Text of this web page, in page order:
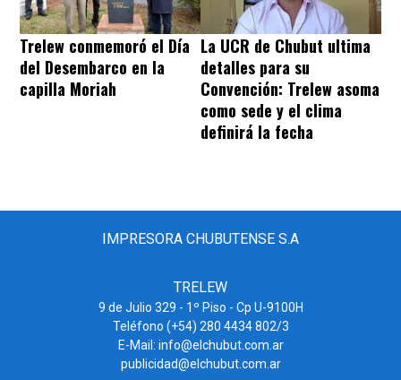
Trelew conmemoró el Día
del Desembarco en la
capilla Moriah
La UCR de Chubut ultima
detalles para su
Convención: Trelew asoma
como sede y el clima
definirá la fecha
IMPRESORA CHUBUTENSE S.A
TRELEW
9 de Julio 329 - 1º Piso - Cp U-9100H
Teléfono (+54) 280 4434 802/3
E-Mail: info@elchubut.com.ar
publicidad@elchubut.com.ar